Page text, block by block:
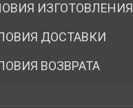
ИЗГОТОВЛЕНИЯ
ДОСТАВКИ
ВОЗВРАТА